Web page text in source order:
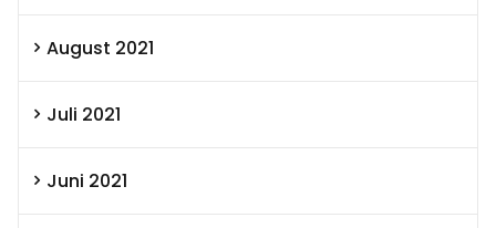
August 2021
Juli 2021
Juni 2021